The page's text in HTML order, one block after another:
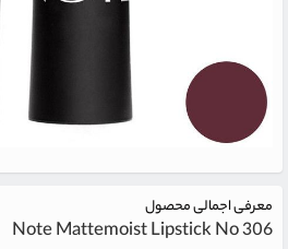
معرفی اجمالی محصول
Note Mattemoist Lipstick No 306